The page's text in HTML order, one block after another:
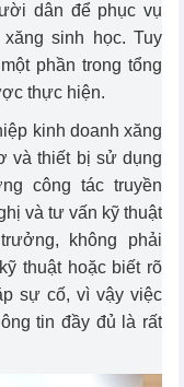
dân để phục vụ
sinh học. Tuy
phần trong tổng
thực hiện.
kinh doanh xăng
và thiết bị sử dụng
công tác truyền
và tư vấn kỹ thuật
không phải
thuật hoặc biết rõ
sự cố, vì vậy việc
tin đầy đủ là rất